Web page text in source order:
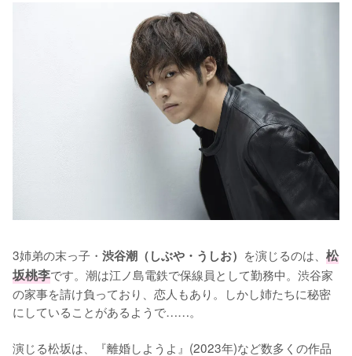
3姉弟の末っ子・ 渋谷潮（しぶや・うしお） を演じるのは、 松
坂桃李です。潮は江ノ島電鉄で保線員として勤務中。渋谷家
の家事を請け負っており、恋人もあり。しかし姉たちに秘密
にしていることがあるようで……。
演じる松坂は、『離婚しようよ』(2023年)など数多くの作品